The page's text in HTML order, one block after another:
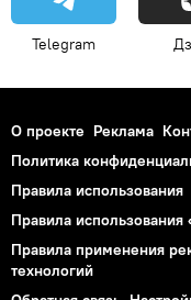
Telegram
О проекте Реклама
Политика
Правила использования
Правила использования
Правила применения
технологий